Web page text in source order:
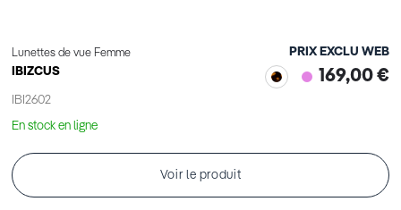
Lunettes de vue Femme
IBIZCUS
IBI2602
PRIX EXCLU WEB
169,00 €
En stock en ligne
Voir le produit